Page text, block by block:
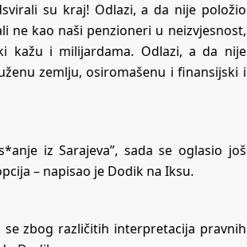
su kraj! Odlazi, a da nije položio
ne kao naši penzioneri u neizvjesnost,
kažu i milijardama. Odlazi, a da nije
zemlju, osiromašenu i finansijski i
iz Sarajeva”, sada se oglasio još
– napisao je Dodik na Iksu.
se zbog različitih interpretacija pravnih